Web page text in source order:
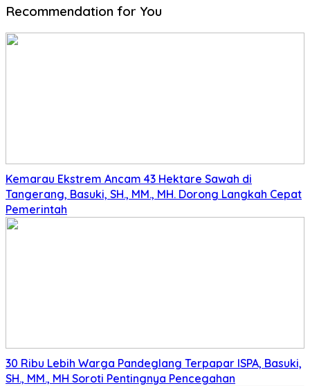
Recommendation for You
Kemarau Ekstrem Ancam 43 Hektare Sawah di
Tangerang, Basuki, SH., MM., MH. Dorong Langkah Cepat
Pemerintah
30 Ribu Lebih Warga Pandeglang Terpapar ISPA, Basuki,
SH., MM., MH Soroti Pentingnya Pencegahan